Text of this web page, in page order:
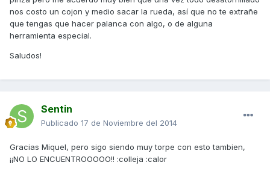
nos costo un cojon y medio sacar la rueda, así que no te extrañe
que tengas que hacer palanca con algo, o de alguna
herramienta especial.
Saludos!
Sentin
Publicado 17 de Noviembre del 2014
Gracias Miquel, pero sigo siendo muy torpe con esto tambien,
¡¡NO LO ENCUENTROOOOO!! :colleja :calor